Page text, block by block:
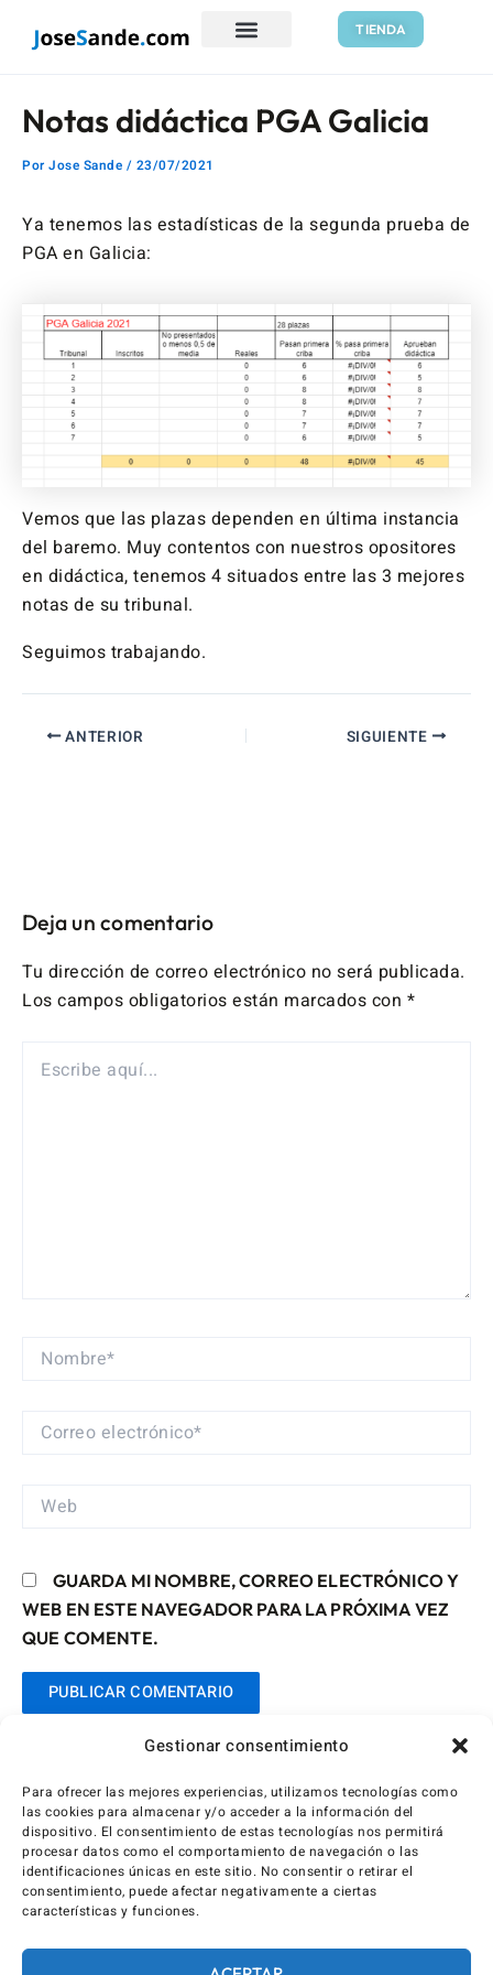
Gestionar consentimiento
Para ofrecer las mejores experiencias, utilizamos tecnologías como
las cookies para almacenar y/o acceder a la información del
dispositivo. El consentimiento de estas tecnologías nos permitirá
procesar datos como el comportamiento de navegación o las
identificaciones únicas en este sitio. No consentir o retirar el
consentimiento, puede afectar negativamente a ciertas
características y funciones.
TIENDA
Notas didáctica PGA Galicia
Por Jose Sande / 23/07/2021
Ya tenemos las estadísticas de la segunda prueba de
PGA en Galicia:
Vemos que las plazas dependen en última instancia
del baremo. Muy contentos con nuestros opositores
en didáctica, tenemos 4 situados entre las 3 mejores
notas de su tribunal.
Seguimos trabajando.
de
ANTERIOR SIGUIENTE
Deja un comentario
Tu dirección de correo electrónico no será publicada.
Los campos obligatorios están marcados con *
AQUÍ...
NOMBRE*
CORREO
WEB
GUARDA MI NOMBRE, CORREO ELECTRÓNICO Y
WEB EN ESTE NAVEGADOR PARA LA PRÓXIMA VEZ
QUE COMENTE.